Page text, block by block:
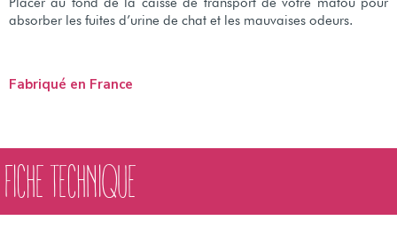
Placer au fond de la caisse de transport de votre matou pour
absorber les fuites d’urine de chat et les mauvaises odeurs.
Fabriqué en France
FICHE TECHNIQUE